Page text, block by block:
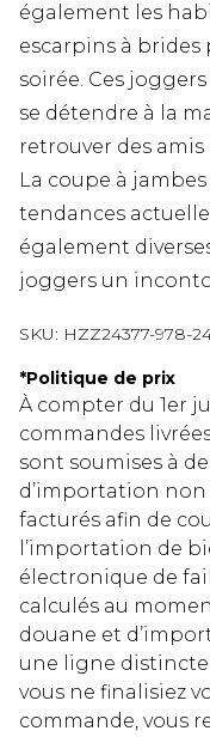
également les
escarpins à brides
soirée. Ces
se détendre à la
retrouver des
La coupe à
tendances
également
joggers un
SKU: HZZ24377-978-
*Politique de prix
À compter du 1er
commandes
sont soumises à
d’importation non
facturés afin de
l’importation de
électronique de
calculés au
douane et
une ligne
vous ne finalisiez
commande, vous